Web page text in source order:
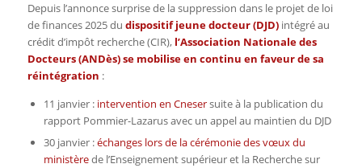
Depuis l’annonce surprise de la suppression dans le projet de loi
de finances 2025 du dispositif jeune docteur (DJD)intégré au
crédit d’impôt recherche (CIR), l’Association Nationale des
Docteurs (ANDès) se mobilise en continu en faveur de sa
réintégration :
11 janvier : intervention en Cnesersuite à la publication du
rapport Pommier-Lazarus avec un appel au maintien du DJD
30 janvier :échanges lors de la cérémonie des vœux du
ministèrede l’Enseignement supérieur et la Recherche sur